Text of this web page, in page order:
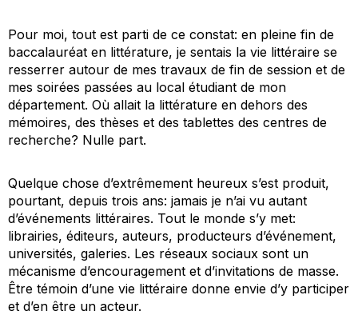
Pour moi, tout est parti de ce constat: en pleine fin de
baccalauréat en littérature, je sentais la vie littéraire se
resserrer autour de mes travaux de fin de session et de
mes soirées passées au local étudiant de mon
département. Où allait la littérature en dehors des
mémoires, des thèses et des tablettes des centres de
recherche? Nulle part.
Quelque chose d’extrêmement heureux s’est produit,
pourtant, depuis trois ans: jamais je n’ai vu autant
d’événements littéraires. Tout le monde s’y met:
librairies, éditeurs, auteurs, producteurs d’événement,
universités, galeries. Les réseaux sociaux sont un
mécanisme d’encouragement et d’invitations de masse.
Être témoin d’une vie littéraire donne envie d’y participer
et d’en être un acteur.